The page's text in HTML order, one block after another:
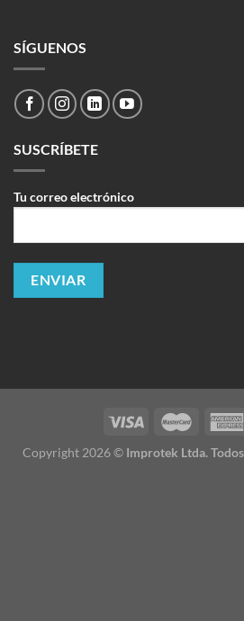
SÍGUENOS
SUSCRÍBETE
Tu correo electrónico
Copyright 2026 © Improtek Ltda.